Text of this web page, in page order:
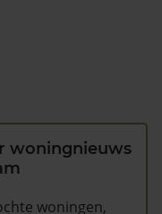
woningnieuws
woningen,